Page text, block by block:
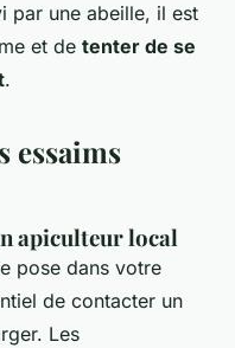
par une abeille, il est
et de tenter de se
.
essaims
apiculteur local
pose dans votre
de contacter un
Les